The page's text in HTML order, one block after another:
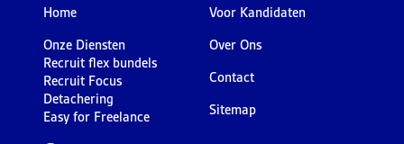
Home
Onze Diensten
Recruit flex bundels
Recruit Focus
Detachering
Easy for Freelance
Voor Kandidaten
Over Ons
Contact
Sitemap